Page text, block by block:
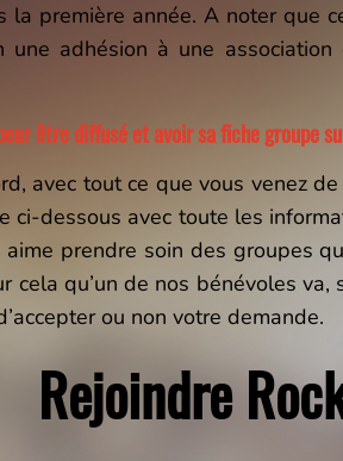
la première année. A noter que
une adhésion à une
être diffusé et avoir sa fiche groupe
avec tout ce que vous venez
ci-dessous avec toute les
aime prendre soin des groupes
cela qu’un de nos bénévoles
ou non votre demande.
Rejoindre